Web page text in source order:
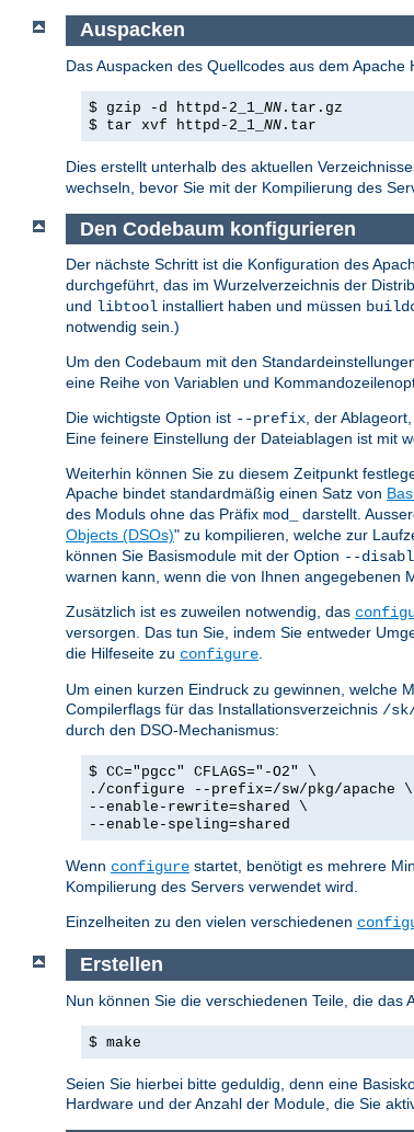
Auspacken
Das Auspacken des Quellcodes aus dem
$ gzip -d httpd-2_1_ NN .tar.gz
$ tar xvf httpd-2_1_ NN .tar
Dies erstellt unterhalb des aktuellen
wechseln, bevor Sie mit der Kompilierung des
Den Codebaum konfigurieren
Der nächste Schritt ist die Konfiguration des
durchgeführt, das im Wurzelverzeichnis der
und libtool installiert haben und müssen
notwendig sein.)
Um den Codebaum mit den
eine Reihe von Variablen und
Die wichtigste Option ist --prefix, der
Eine feinere Einstellung der Dateiablagen ist mit
Weiterhin können Sie zu diesem Zeitpunkt
Apache bindet standardmäßig einen Satz von
des Moduls ohne das Präfix mod_ darstellt.
Objects (DSOs)" zu kompilieren, welche zur
können Sie Basismodule mit der Option --
warnen kann, wenn die von Ihnen angegebenen
Zusätzlich ist es zuweilen notwendig, das
versorgen. Das tun Sie, indem Sie entweder
die Hilfeseite zu configure.
Um einen kurzen Eindruck zu gewinnen, welche
Compilerflags für das Installationsverzeichnis /
durch den DSO-Mechanismus:
$ CC="pgcc" CFLAGS="-O2" \
./configure --prefix=/sw/pkg/apache \
--enable-rewrite=shared \
--enable-speling=shared
Wenn configure startet, benötigt es mehrere
Kompilierung des Servers verwendet wird.
Einzelheiten zu den vielen verschiedenen
Erstellen
Nun können Sie die verschiedenen Teile, die
$ make
Seien Sie hierbei bitte geduldig, denn eine
Hardware und der Anzahl der Module, die Sie